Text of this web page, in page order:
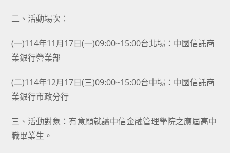
二、活動場次：
(一)114年11月17日(一)09:00~15:00台北場：中國信託商
業銀行營業部
(二)114年12月17日(三)09:00~15:00台中場：中國信託商
業銀行市政分行
三、活動對象：有意願就讀中信金融管理學院之應屆高中
職畢業生。